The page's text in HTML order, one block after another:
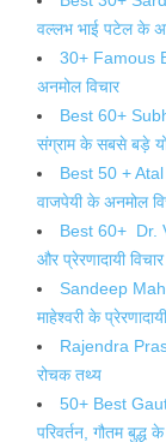
वल्लभ भाई पटेल के
30+ Famous
अनमोल विचार
Best 60+
संग्राम के सबसे बड़े
Best 50 +
वाजपेयी के अनमोल
Best 60+ Dr.
और प्रेरणादायी विचार
Sandeep
माहेश्वरी के
Rajendra
रोचक तथ्य
50+ Best
परिवर्तन, गौतम बुद्ध